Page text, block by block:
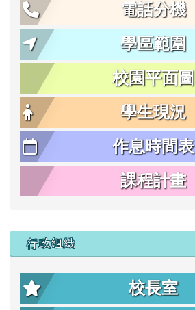
電話分機
學區範圍
校園平面圖
學生現況
作息時間表
課程計畫
行政組織
校長室